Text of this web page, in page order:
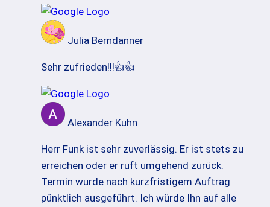
Julia Berndanner
Sehr zufrieden!!!👍👍
Alexander Kuhn
Herr Funk ist sehr zuverlässig. Er ist stets zu
erreichen oder er ruft umgehend zurück.
Termin wurde nach kurzfristigem Auftrag
pünktlich ausgeführt. Ich würde Ihn auf alle